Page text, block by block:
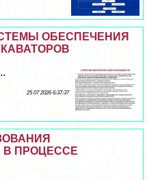
ОБЕСПЕЧЕНИЯ
25 07 2026 6:37:37
ПРОЦЕССЕ